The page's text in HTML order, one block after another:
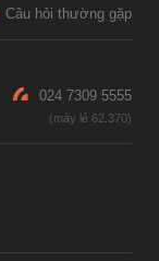
Câu hỏi thường gặp
024 7309 5555